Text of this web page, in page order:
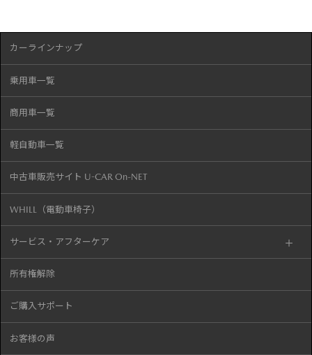
カーラインナップ
乗用車一覧
商用車一覧
軽自動車一覧
中古車販売サイト U-CAR On-NET
WHILL（電動車椅子）
サービス・アフターケア
所有権解除
ご購入サポート
お客様の声